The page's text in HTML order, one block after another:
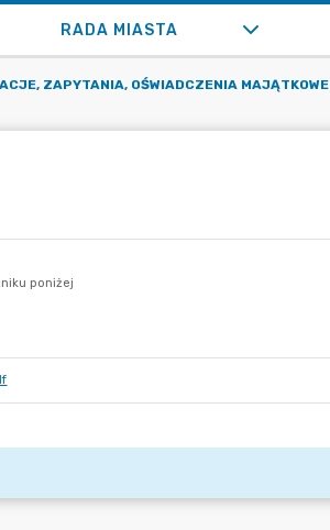
RADA MIASTA
ZAPYTANIA, OŚWIADCZENIA MAJĄTKOWE